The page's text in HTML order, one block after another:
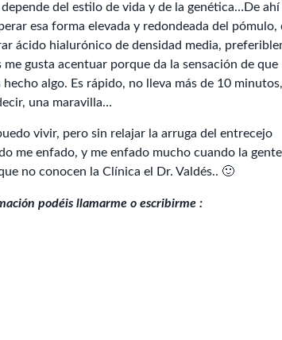
del estilo de vida y de la genética…De ahí
esa forma elevada y redondeada del
ácido hialurónico de densidad media,
me gusta acentuar porque da la sensación de que
algo. Es rápido, no lleva más de 10 minutos,
una maravilla…
vivir, pero sin relajar la arruga del entrecejo
me enfado, y me enfado mucho cuando la
no conocen la Clínica el Dr. Valdés.. 🙂
podéis llamarme o escribirme :